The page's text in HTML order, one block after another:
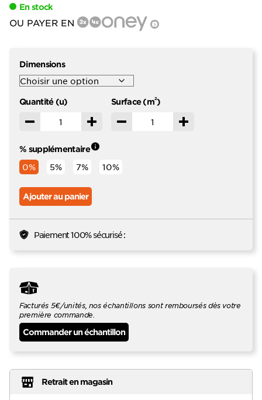
En stock
OU PAYER EN ?
Dimensions
Quantité (u)
Décrémenter Incrémenter
Surface (m2)
Décrémenter Incrémenter
% supplémentaire
0% 5% 7% 10%
Ajouter au panier
Paiement 100% sécurisé :
Facturés 5€/unités, nos échantillons sont remboursés dès votre
première commande.
Commander un échantillon
Retrait en magasin